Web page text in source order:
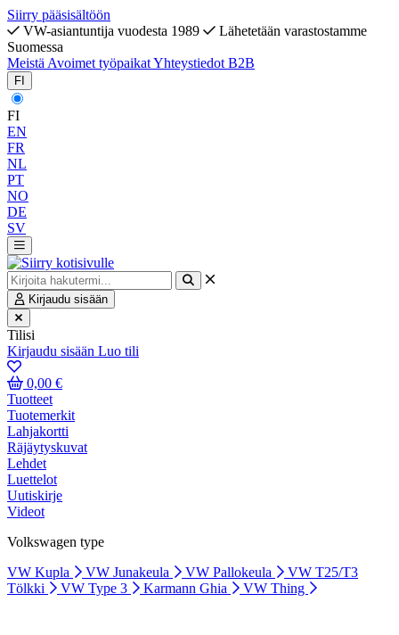
Siirry pääsisältöön
VW-asiantuntija vuodesta 1989
Lähetetään varastostamme
Suomessa
Meistä Avoimet työpaikatYhteystiedot B2B
FI
FI
EN
FR
NL
PT
NO
DE
SV
Kirjaudu sisään
Tilisi
Kirjaudu sisään Luo tili
0,00 €
Tuotteet
Tuotemerkit
Lahjakortti
Räjäytyskuvat
Lehdet
Luettelot
Uutiskirje
Videot
Volkswagen type
VW Kupla
VW Junakeula VW Pallokeula
VW T25/T3
Tölkki
VW Type 3 Karmann Ghia VW Thing